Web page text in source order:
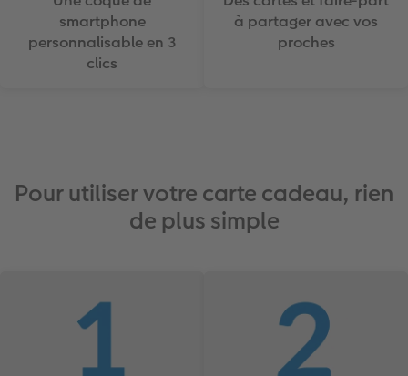
smartphone
personnalisable en 3
clics
à partager avec vos
proches
Pour utiliser votre carte cadeau, rien
de plus simple